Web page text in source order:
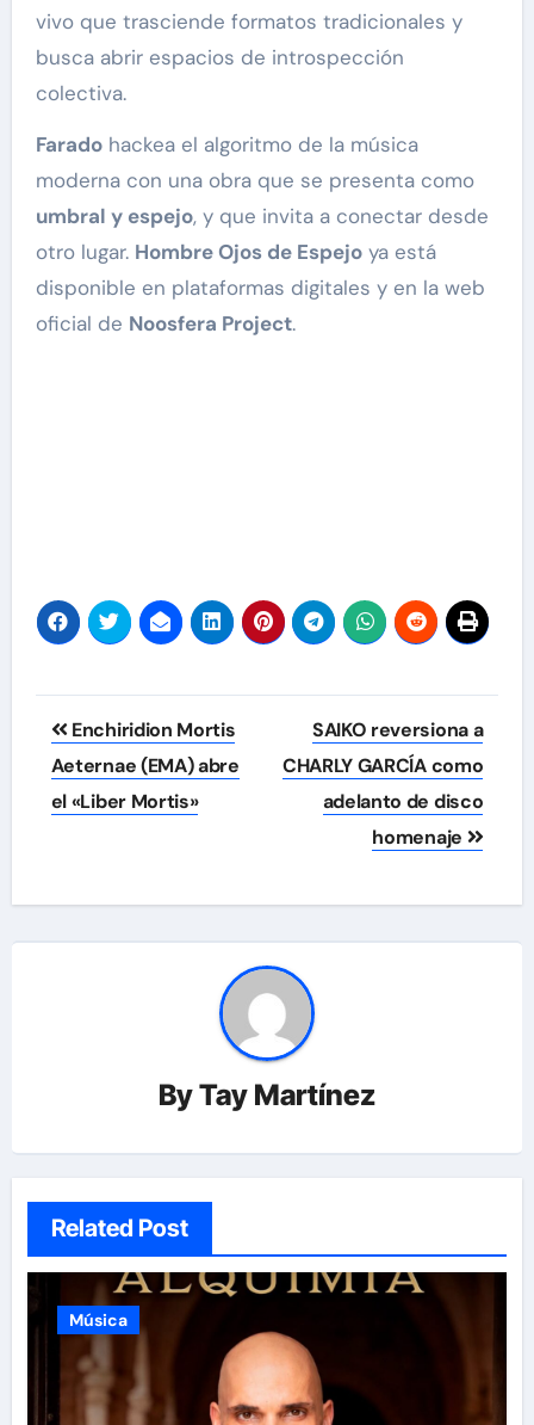
vivo que trasciende formatos tradicionales y
busca abrir espacios de introspección
colectiva.
Faradohackea el algoritmo de la música
moderna con una obra que se presenta como
umbral y espejo, y que invita a conectar desde
otro lugar. Hombre Ojos de Espejoya está
disponible en plataformas digitales y en la web
oficial de Noosfera Project.
Navegación
de
entradas
Enchiridion Mortis
Aeternae (EMA) abre
el «Liber Mortis»
SAIKO reversiona a
CHARLY GARCÍA como
adelanto de disco
homenaje
ByTay Martínez
Related Post
Música